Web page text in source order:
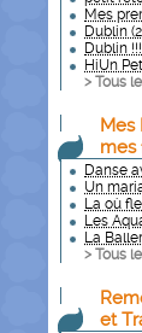
Mes
Dublin
Dublin
HiUn
> Tous
Mes
mes
Danse
Un
La où
Les
La
> Tous
et